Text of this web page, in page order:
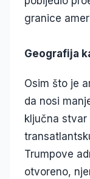
granice
Geografija
Osim što je
da nosi
ključna
Trumpove
otvoreno,